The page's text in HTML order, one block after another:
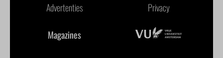
Advertenties Privacy
Magazines